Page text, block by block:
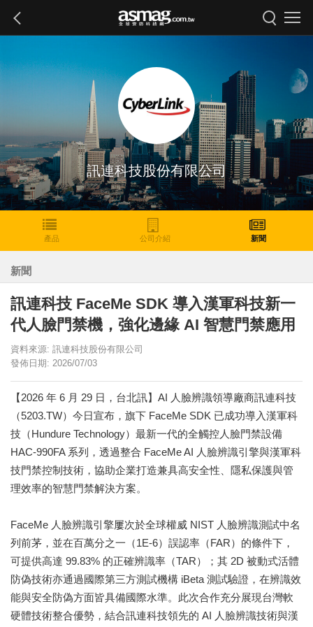
訊連科技股份有限公司
產品 公司介紹 新聞
新聞
訊連科技 FaceMe SDK 導入漢軍科技新一
代人臉門禁機，強化邊緣 AI 智慧門禁應用
資料來源: 訊連科技股份有限公司
發佈日期: 2026/07/03
【2026 年 6 月 29 日，台北訊】AI 人臉辨識領導廠商訊連科技
（5203.TW）今日宣布，旗下 FaceMe SDK 已成功導入漢軍科
技（Hundure Technology）最新一代的全觸控人臉門禁設備
HAC-990FA 系列，透過整合 FaceMe AI 人臉辨識引擎與漢軍科
技門禁控制技術，協助企業打造兼具高安全性、隱私保護與管
理效率的智慧門禁解決方案。
FaceMe 人臉辨識引擎屢次於全球權威 NIST 人臉辨識測試中名
列前茅，並在百萬分之一（1E-6）誤認率（FAR）的條件下，
可提供高達 99.83% 的正確辨識率（TAR）；其 2D 被動式活體
防偽技術亦通過國際第三方測試機構 iBeta 測試驗證，在辨識效
能與安全防偽方面皆具備國際水準。此次合作充分展現台灣軟
硬體技術整合優勢，結合訊連科技領先的 AI 人臉辨識技術與漢